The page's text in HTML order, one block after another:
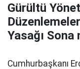
Gürültü
Yasağı Sona
Cumhurbaşkanı